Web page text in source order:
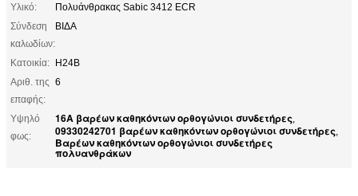
Υλικό:
Πολυάνθρακας Sabic 3412 ECR
Σύνδεση
καλωδίων:
ΒΙΔΑ
Κατοικία: H24B
Αριθ. της
επαφής:
6
Υψηλό
φως:
16A βαρέων καθηκόντων ορθογώνιοι συνδετήρες,
09330242701 βαρέων καθηκόντων ορθογώνιοι συνδετήρες,
Βαρέων καθηκόντων ορθογώνιοι συνδετήρες
πολυανθράκων